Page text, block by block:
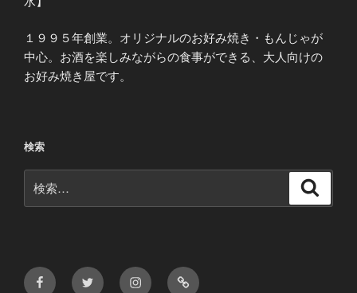
１９９５年創業。オリジナルのお好み焼き・もんじゃが
中心。お酒を楽しみながらの食事ができる、大人向けの
お好み焼き屋です。
検索
索:
FacebookTwitter Instagram
メ